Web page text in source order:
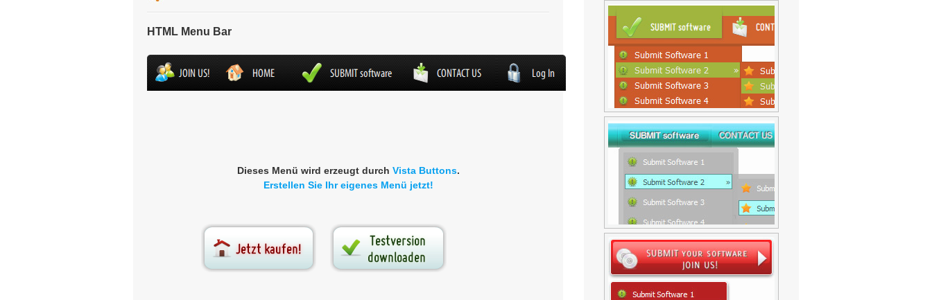
HTML Menu Bar
Dieses Menü wird erzeugt durch Vista Buttons.
Erstellen Sie Ihr eigenes Menü jetzt!